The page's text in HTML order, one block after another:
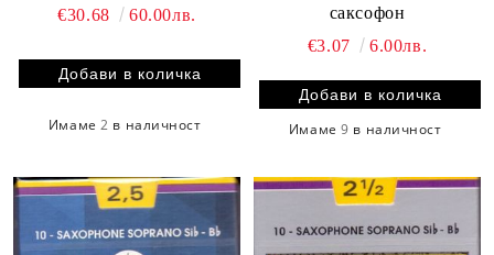
€30.68 60.00лв.
Имаме2 в наличност
саксофон
€3.07
6.00лв.
Имаме9 в наличност